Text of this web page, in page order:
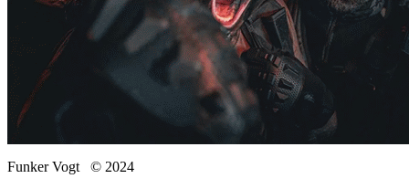
Funker Vogt © 2024